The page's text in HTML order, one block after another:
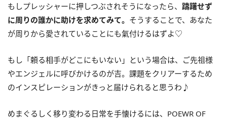
もしプレッシャーに押しつぶされそうになったら、 躊躇せず
に周りの誰かに助けを求めてみて。 そうすることで、あなた
が周りから愛されていることにも氣付けるはずよ♡
もし「頼る相手がどこにもいない」という場合は、ご先祖様
やエンジェルに呼びかけるのが吉。課題をクリアーするため
のインスピレーションがきっと届けられると思うわ♪
めまぐるしく移り変わる日常を手懐けるには、POEWR OF